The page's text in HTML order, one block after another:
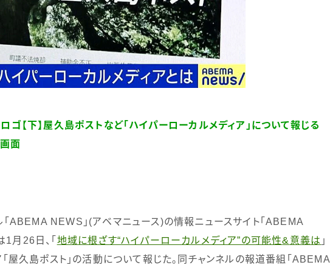
ゴ 【下】屋久島ポストなど「ハイパーローカルメディア」について報じる
面
ABEMA NEWS 」 (アベマニュース)の情報ニュースサイト「ABEMA
1 月 26 日、「 地域に根ざす“ハイパーローカルメディア”の可能性& 意義は 」
屋久島ポスト」の活動について報じた。同チャンネルの報道番組「 ABEMA